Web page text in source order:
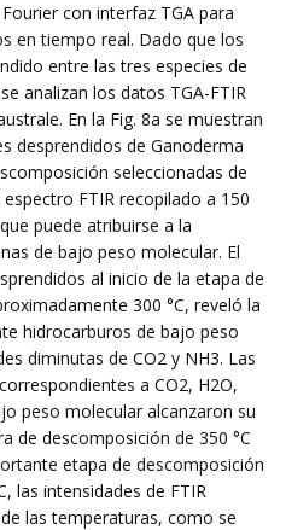
con interfaz TGA para
en tiempo real. Dado que los
entre las tres especies de
analizan los datos TGA-FTIR
En la Fig. 8a se muestran
desprendidos de Ganoderma
seleccionadas de
espectro FTIR recopilado a 150
puede atribuirse a la
de bajo peso molecular. El
al inicio de la etapa de
300 °C, reveló la
hidrocarburos de bajo peso
diminutas de CO2 y NH3. Las
a CO2, H2O,
peso molecular alcanzaron su
de descomposición de 350 °C
etapa de descomposición
las intensidades de FTIR
las temperaturas, como se